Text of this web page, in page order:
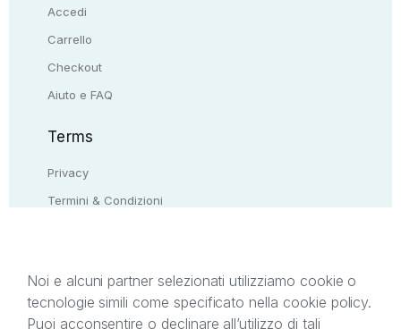
Accedi
Carrello
Checkout
Aiuto e FAQ
Terms
Privacy
Termini & Condizioni
Il presente sito web è di proprietà di StreetLib S.r.l.
Noi e alcuni partner selezionati utilizziamo cookie o
tecnologie simili come specificato nella cookie policy.
Puoi acconsentire o declinare all’utilizzo di tali